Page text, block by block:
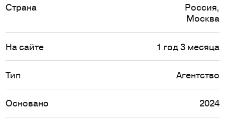
Страна Россия,
Москва
На сайте 1 год 3 месяца
Тип Агентство
Основано 2024